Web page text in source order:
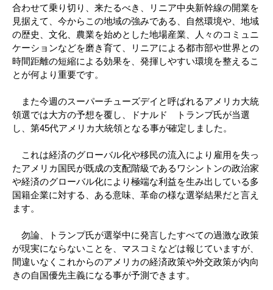
合わせて乗り切り、来たるべき、リニア中央新幹線の開業を
見据えて、今からこの地域の強みである、自然環境や、地域
の歴史、文化、農業を始めとした地場産業、人々のコミュニ
ケーションなどを磨き育て、リニアによる都市部や世界との
時間距離の短縮による効果を、発揮しやすい環境を整えるこ
とが何より重要です。
また今週のスーパーチューズデイと呼ばれるアメリカ大統
領選では大方の予想を覆し、ドナルド トランプ氏が当選
し、第45代アメリカ大統領となる事が確定しました。
これは経済のグローバル化や移民の流入により雇用を失っ
たアメリカ国民が既成の支配階級であるワシントンの政治家
や経済のグローバル化により極端な利益を生み出している多
国籍企業に対する、ある意味、革命の様な選挙結果だと言え
ます。
勿論、トランプ氏が選挙中に発言したすべての過激な政策
が現実にならないことを、マスコミなどは報じていますが、
間違いなくこれからのアメリカの経済政策や外交政策が内向
きの自国優先主義になる事が予測できます。